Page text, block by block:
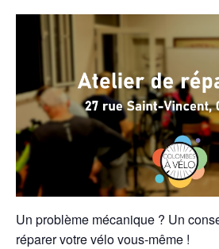
Un problème mécanique ? Un
réparer votre vélo vous-même !